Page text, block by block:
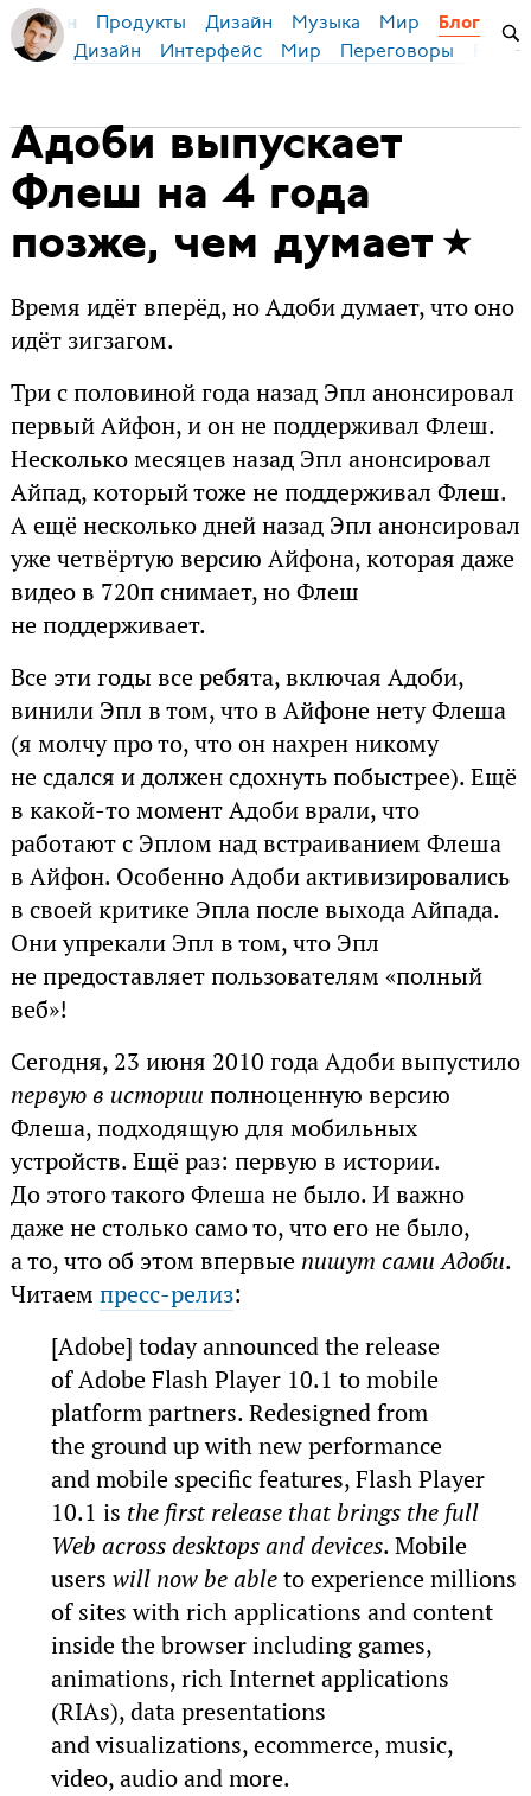
Бирман Продукты Дизайн Музыка Мир Блог
Дизайн Интерфейс Мир Переговоры
Адоби выпускает
Флеш на 4 года
позже, чем думает
Время идёт вперёд, но Адоби думает, что оно
идёт зигзагом.
Три с половиной года назад Эпл анонсировал
первый Айфон, и он не поддерживал Флеш.
Несколько месяцев назад Эпл анонсировал
Айпад, который тоже не поддерживал Флеш.
А ещё несколько дней назад Эпл анонсировал
уже четвёртую версию Айфона, которая даже
видео в 720п снимает, но Флеш
не поддерживает.
Все эти годы все ребята, включая Адоби,
винили Эпл в том, что в Айфоне нету Флеша
(я молчу про то, что он нахрен никому
не сдался и должен сдохнуть побыстрее). Ещё
в какой-то момент Адоби врали, что
работают с Эплом над встраиванием Флеша
в Айфон. Особенно Адоби активизировались
в своей критике Эпла после выхода Айпада.
Они упрекали Эпл в том, что Эпл
не предоставляет пользователям «полный
веб»!
Сегодня, 23 июня 2010 года Адоби выпустило
первую в истории полноценную версию
Флеша, подходящую для мобильных
устройств. Ещё раз: первую в истории.
До этого такого Флеша не было. И важно
даже не столько само то, что его не было,
а то, что об этом впервые пишут сами Адоби.
Читаем пресс-релиз:
[Adobe] today announced the release
of Adobe Flash Player 10.1 to mobile
platform partners. Redesigned from
the ground up with new performance
and mobile specific features, Flash Player
10.1 is the first release that brings the full
Web across desktops and devices. Mobile
userswill now be ableto experience millions
of sites with rich applications and content
inside the browser including games,
animations, rich Internet applications
(RIAs), data presentations
and visualizations, ecommerce, music,
video, audio and more.